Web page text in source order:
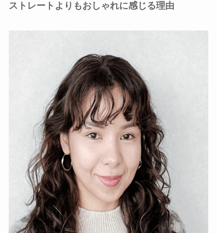
ストレートよりもおしゃれに感じる理由